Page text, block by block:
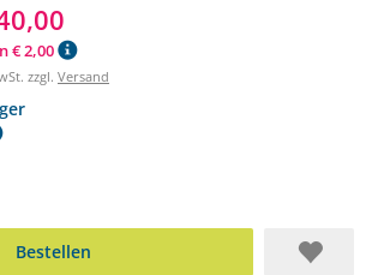
€ 2,00
zzgl. Versand
Bestellen